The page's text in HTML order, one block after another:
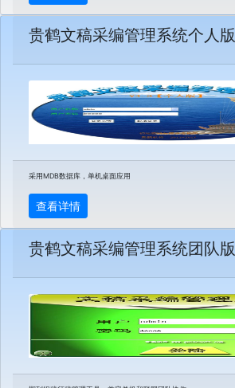
贵鹤文稿采编管理系统个人版
采用MDB数据库，单机桌面应用
查看详情
贵鹤文稿采编管理系统团队版